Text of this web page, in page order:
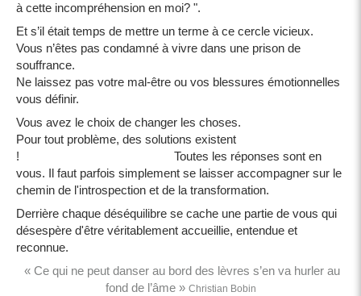
à cette incompréhension en moi? ".
Et s’il était temps de mettre un terme à ce cercle vicieux.
Vous n’êtes pas condamné à vivre dans une prison de
souffrance.
Ne laissez pas votre mal-être ou vos blessures émotionnelles
vous définir.
Vous avez le choix de changer les choses.
Pour tout problème, des solutions existent
! Toutes les réponses sont en
vous. Il faut parfois simplement se laisser accompagner sur le
chemin de l'introspection et de la transformation.
Derrière chaque déséquilibre se cache une partie de vous qui
désespère d'être véritablement accueillie, entendue et
reconnue.
« Ce qui ne peut danser au bord des lèvres s’en va hurler au
fond de l’âme » Christian Bobin